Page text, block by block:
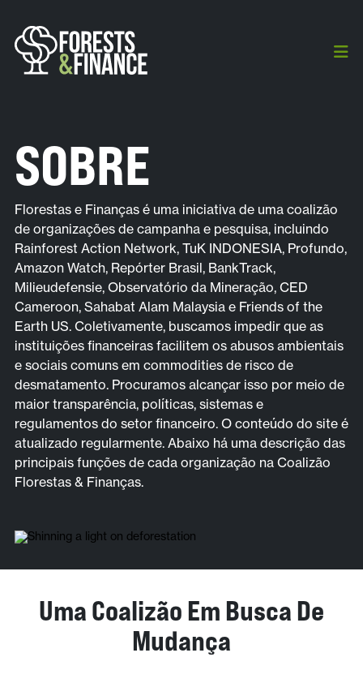
SOBRE
Florestas e Finanças é uma iniciativa de uma coalizão
de organizações de campanha e pesquisa, incluindo
Rainforest Action Network, TuK INDONESIA, Profundo,
Amazon Watch, Repórter Brasil, BankTrack,
Milieudefensie, Observatório da Mineração, CED
Cameroon, Sahabat Alam Malaysia e Friends of the
Earth US. Coletivamente, buscamos impedir que as
instituições financeiras facilitem os abusos ambientais
e sociais comuns em commodities de risco de
desmatamento. Procuramos alcançar isso por meio de
maior transparência, políticas, sistemas e
regulamentos do setor financeiro. O conteúdo do site é
atualizado regularmente. Abaixo há uma descrição das
principais funções de cada organização na Coalizão
Florestas & Finanças.
Uma Coalizão Em Busca De
Mudança